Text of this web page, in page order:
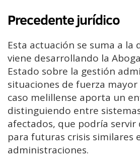
Precedente jurídico
Esta actuación se suma a la
viene desarrollando la
Estado sobre la gestión
situaciones de fuerza mayor
caso melillense aporta un
distinguiendo entre
afectados, que podría servir
para futuras crisis similares
administraciones.